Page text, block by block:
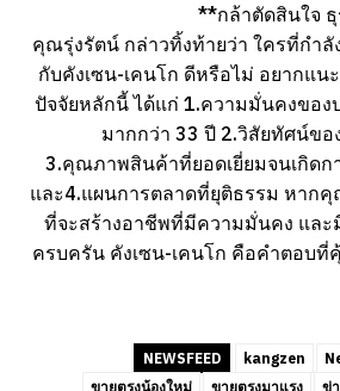
**กล้าตัดสินใจ
คุณรุ่งรัตน์ กล่าวทิ้งท้ายว่า ใครที่กำลั
กับคังเซน-เคนโก ดีหรือไม่ อยากแ
ปัจจัยหลักนี้ ได้แก่ 1.ความมั่นคงของ
มากกว่า 33 ปี 2.วิสัยทัศน์ข
3.คุณภาพสินค้าที่ยอดเยี่ยมจนเกิดก
และ4.แผนการตลาดที่ยุติธรรม หาก
ที่จะสร้างอาชีพที่มีความมั่นคง แล
ครบครัน คังเซน-เคนโก คือคำตอบที่
NEWSFEED kangzen